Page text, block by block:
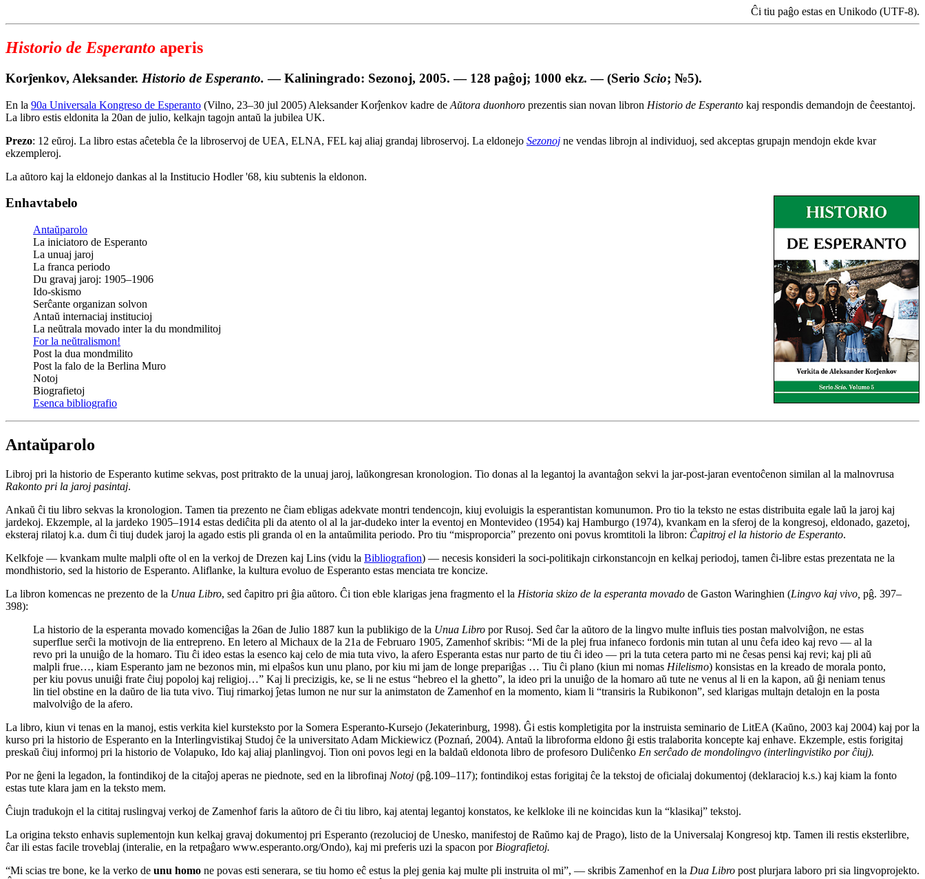
Ĉi tiu paĝo estas en Unikodo (UTF-8).
Historio de Esperanto aperis
Korĵenkov, Aleksander. Historio de Esperanto. — Kaliningrado: Sezonoj, 2005. — 128 paĝoj; 1000 ekz. — (Serio Scio; №5).
En la 90a Universala Kongreso de Esperanto (Vilno, 23–30 jul 2005) Aleksander Korĵenkov kadre de Aŭtora duonhoro prezentis sian novan libron Historio de Esperanto kaj respondis demandojn de ĉeestantoj.
La libro estis eldonita la 20an de julio, kelkajn tagojn antaŭ la jubilea UK.
Prezo: 12 eŭroj. La libro estas aĉetebla ĉe la libroservoj de UEA, ELNA, FEL kaj aliaj grandaj libroservoj. La eldonejo Sezonoj ne vendas librojn al individuoj, sed akceptas grupajn mendojn ekde kvar
ekzempleroj.
La aŭtoro kaj la eldonejo dankas al la Institucio Hodler '68, kiu subtenis la eldonon.
Enhavtabelo
Antaŭparolo
La iniciatoro de Esperanto
La unuaj jaroj
La franca periodo
Du gravaj jaroj: 1905–1906
Ido-skismo
Serĉante organizan solvon
Antaŭ internaciaj institucioj
La neŭtrala movado inter la du mondmilitoj
For la neŭtralismon!
Post la dua mondmilito
Post la falo de la Berlina Muro
Notoj
Biografietoj
Esenca bibliografio
Antaŭparolo
Libroj pri la historio de Esperanto kutime sekvas, post pritrakto de la unuaj jaroj, laŭkongresan kronologion. Tio donas al la legantoj la avantaĝon sekvi la jar-post-jaran eventoĉenon similan al la malnovrusa
Rakonto pri la jaroj pasintaj.
Ankaŭ ĉi tiu libro sekvas la kronologion. Tamen tia prezento ne ĉiam ebligas adekvate montri tendencojn, kiuj evoluigis la esperantistan komunumon. Pro tio la teksto ne estas distribuita egale laŭ la jaroj kaj
jardekoj. Ekzemple, al la jardeko 1905–1914 estas dediĉita pli da atento ol al la jar-dudeko inter la eventoj en Montevideo (1954) kaj Hamburgo (1974), kvankam en la sferoj de la kongresoj, eldonado, gazetoj,
eksteraj rilatoj k.a. dum ĉi tiuj dudek jaroj la agado estis pli granda ol en la antaŭmilita periodo. Pro tiu “misproporcia” prezento oni povus kromtitoli la libron: Ĉapitroj el la historio de Esperanto.
Kelkfoje — kvankam multe malpli ofte ol en la verkoj de Drezen kaj Lins (vidu la Bibliografion) — necesis konsideri la soci-politikajn cirkonstancojn en kelkaj periodoj, tamen ĉi-libre estas prezentata ne la
mondhistorio, sed la historio de Esperanto. Aliflanke, la kultura evoluo de Esperanto estas menciata tre koncize.
La libron komencas ne prezento de la Unua Libro, sed ĉapitro pri ĝia aŭtoro. Ĉi tion eble klarigas jena fragmento el la Historia skizo de la esperanta movado de Gaston Waringhien (Lingvo kaj vivo, pĝ. 397–
398):
La historio de la esperanta movado komenciĝas la 26an de Julio 1887 kun la publikigo de la Unua Libro por Rusoj. Sed ĉar la aŭtoro de la lingvo multe influis ties postan malvolviĝon, ne estas
superflue serĉi la motivojn de lia entrepreno. En letero al Michaux de la 21a de Februaro 1905, Zamenhof skribis: “Mi de la plej frua infaneco fordonis min tutan al unu ĉefa ideo kaj revo — al la
revo pri la unuiĝo de la homaro. Tiu ĉi ideo estas la esenco kaj celo de mia tuta vivo, la afero Esperanta estas nur parto de tiu ĉi ideo — pri la tuta cetera parto mi ne ĉesas pensi kaj revi; kaj pli aŭ
malpli frue…, kiam Esperanto jam ne bezonos min, mi elpaŝos kun unu plano, por kiu mi jam de longe prepariĝas … Tiu ĉi plano (kiun mi nomas Hilelismo) konsistas en la kreado de morala ponto,
per kiu povus unuiĝi frate ĉiuj popoloj kaj religioj…” Kaj li precizigis, ke, se li ne estus “hebreo el la ghetto”, la ideo pri la unuiĝo de la homaro aŭ tute ne venus al li en la kapon, aŭ ĝi neniam tenus
lin tiel obstine en la daŭro de lia tuta vivo. Tiuj rimarkoj ĵetas lumon ne nur sur la animstaton de Zamenhof en la momento, kiam li “transiris la Rubikonon”, sed klarigas multajn detalojn en la posta
malvolviĝo de la afero.
La libro, kiun vi tenas en la manoj, estis verkita kiel kursteksto por la Somera Esperanto-Kursejo (Jekaterinburg, 1998). Ĝi estis kompletigita por la instruista seminario de LitEA (Kaŭno, 2003 kaj 2004) kaj por la
kurso pri la historio de Esperanto en la Interlingvistikaj Studoj ĉe la universitato Adam Mickiewicz (Poznań, 2004). Antaŭ la libroforma eldono ĝi estis tralaborita koncepte kaj enhave. Ekzemple, estis forigitaj
preskaŭ ĉiuj informoj pri la historio de Volapuko, Ido kaj aliaj planlingvoj. Tion oni povos legi en la baldaŭ eldonota libro de profesoro Duliĉenko En serĉado de mondolingvo (interlingvistiko por ĉiuj).
Por ne ĝeni la legadon, la fontindikoj de la citaĵoj aperas ne piednote, sed en la librofinaj Notoj (pĝ.109–117); fontindikoj estas forigitaj ĉe la tekstoj de oficialaj dokumentoj (deklaracioj k.s.) kaj kiam la fonto
estas tute klara jam en la teksto mem.
Ĉiujn tradukojn el la cititaj ruslingvaj verkoj de Zamenhof faris la aŭtoro de ĉi tiu libro, kaj atentaj legantoj konstatos, ke kelkloke ili ne koincidas kun la “klasikaj” tekstoj.
La origina teksto enhavis suplementojn kun kelkaj gravaj dokumentoj pri Esperanto (rezolucioj de Unesko, manifestoj de Raŭmo kaj de Prago), listo de la Universalaj Kongresoj ktp. Tamen ili restis eksterlibre,
ĉar ili estas facile troveblaj (interalie, en la retpaĝaro www.esperanto.org/Ondo), kaj mi preferis uzi la spacon por Biografietoj.
“Mi scias tre bone, ke la verko de unu homo ne povas esti senerara, se tiu homo eĉ estus la plej genia kaj multe pli instruita ol mi”, — skribis Zamenhof en la Dua Libro post plurjara laboro pri sia lingvoprojekto.